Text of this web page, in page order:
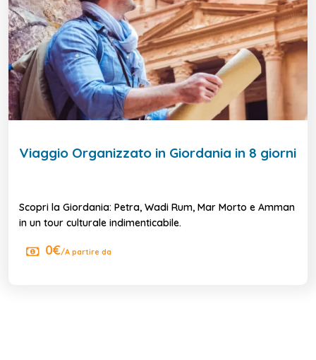
Viaggio Organizzato in Giordania in 8 giorni
Scopri la Giordania: Petra, Wadi Rum, Mar Morto e Amman
in un tour culturale indimenticabile.
0€/A partire da